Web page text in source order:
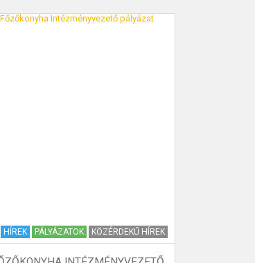
HÍREK PÁLYÁZATOK KÖZÉRDEKŰ HÍREK